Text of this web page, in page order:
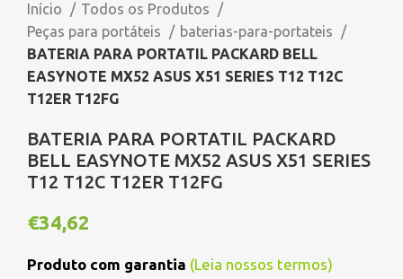
Início
Todos os Produtos
Peças para portáteis
baterias-para-portateis
BATERIA PARA PORTATIL PACKARD BELL
EASYNOTE MX52 ASUS X51 SERIES T12 T12C
T12ER T12FG
BATERIA PARA PORTATIL PACKARD
BELL EASYNOTE MX52 ASUS X51 SERIES
T12 T12C T12ER T12FG
€34,62
Produto com garantia (Leia nossos termos)